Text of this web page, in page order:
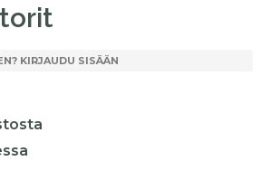
KIRJAUDU SISÄÄN